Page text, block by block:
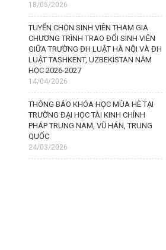
18/05/2026
TUYỂN CHỌN SINH VIÊN THAM GIA
CHƯƠNG TRÌNH TRAO ĐỔI SINH VIÊN
GIỮA TRƯỜNG ĐH LUẬT HÀ NỘI VÀ ĐH
LUẬT TASHKENT, UZBEKISTAN NĂM
HỌC 2026-2027
14/04/2026
THÔNG BÁO KHÓA HỌC MÙA HÈ TẠI
TRƯỜNG ĐẠI HỌC TÀI KINH CHÍNH
PHÁP TRUNG NAM, VŨ HÁN, TRUNG
QUỐC
24/03/2026